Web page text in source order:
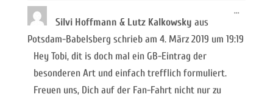
Silvi Hoffmann & Lutz Kalkowsky aus
Potsdam-Babelsberg schrieb am 4. März 2019 um 19:19
Hey Tobi, dit is doch mal ein GB-Eintrag der
besonderen Art und einfach trefflich formuliert.
Freuen uns, Dich auf der Fan-Fahrt nicht nur zu
...